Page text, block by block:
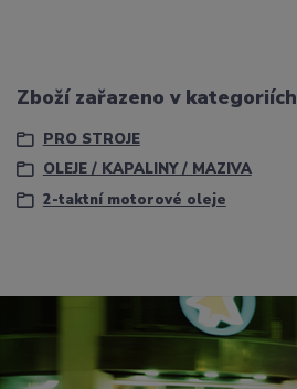
Zboží zařazeno v kategoriích
PRO STROJE
OLEJE / KAPALINY / MAZIVA
2-taktní motorové oleje